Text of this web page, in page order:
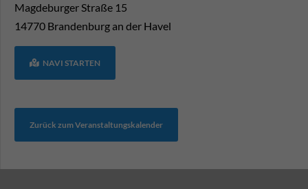
Magdeburger Straße 15
14770 Brandenburg an der Havel
NAVI STARTEN
Zurück zum Veranstaltungskalender